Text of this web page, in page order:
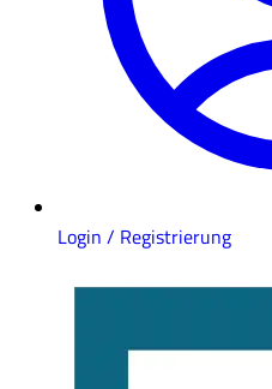
Login / Registrierung